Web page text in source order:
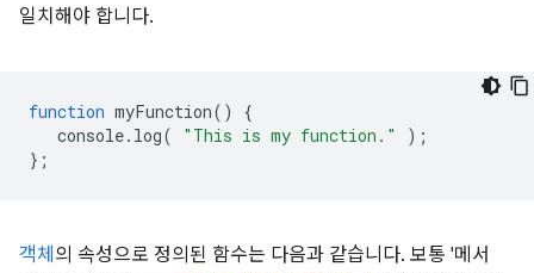
일치해야 합니다.
function myFunction()
{
console. log( "This is my function."
);
};
객체 의 속성으로 정의된 함수는 다음과 같습니다. 보통 '메서